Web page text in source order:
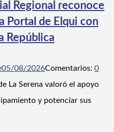
Regional reconoce
Portal de Elqui con
República
05/08/2026Comentarios: 0
La Serena valoró el apoyo
y potenciar sus